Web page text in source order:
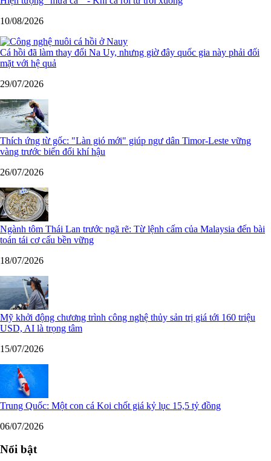
10/08/2026
Cá hồi đã làm thay đổi Na Uy, nhưng giờ đây quốc gia này phải đối
mặt với hệ quả
29/07/2026
Thích ứng từ gốc: "Làn gió mới" giúp ngư dân Timor-Leste vững
vàng trước biến đổi khí hậu
26/07/2026
Ngành tôm Thái Lan trước ngã rẽ: Từ lệnh cấm của Malaysia đến bài
toán tái cơ cấu bền vững
18/07/2026
Mỹ khởi động chương trình công nghệ thủy sản trị giá tới 160 triệu
USD, AI là trọng tâm
15/07/2026
Trung Quốc: Một con cá Koi chốt giá kỷ lục 15,5 tỷ đồng
06/07/2026
Nổi bật